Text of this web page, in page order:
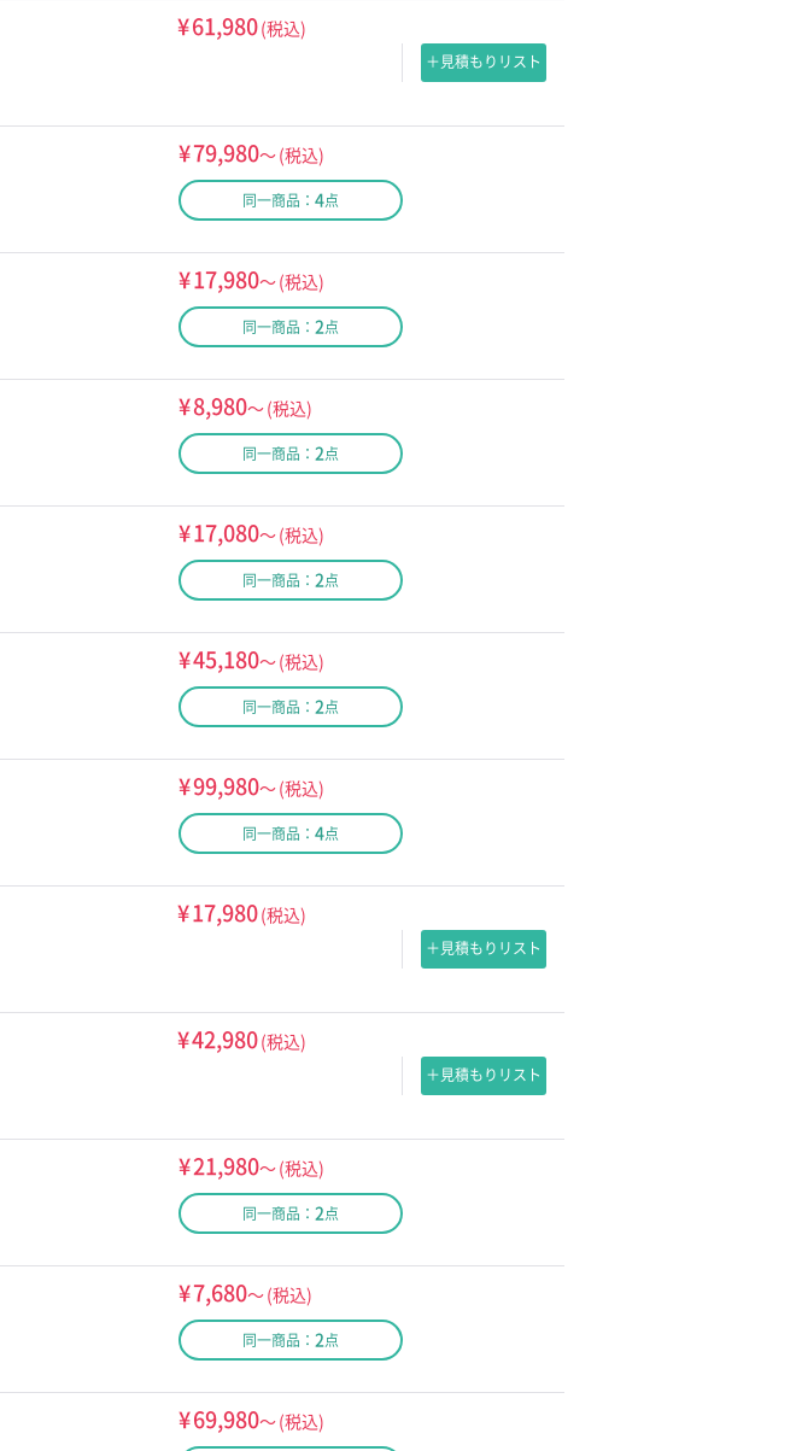
¥61,980(税込)
＋見積もりリスト
¥79,980～(税込)
同一商品： 4点
¥17,980～(税込)
同一商品： 2点
¥8,980～(税込)
同一商品： 2点
¥17,080～(税込)
同一商品： 2点
¥45,180～(税込)
同一商品： 2点
¥99,980～(税込)
同一商品： 4点
¥17,980(税込)
＋見積もりリスト
¥42,980(税込)
＋見積もりリスト
¥21,980～(税込)
同一商品： 2点
¥7,680～(税込)
同一商品： 2点
¥69,980～(税込)